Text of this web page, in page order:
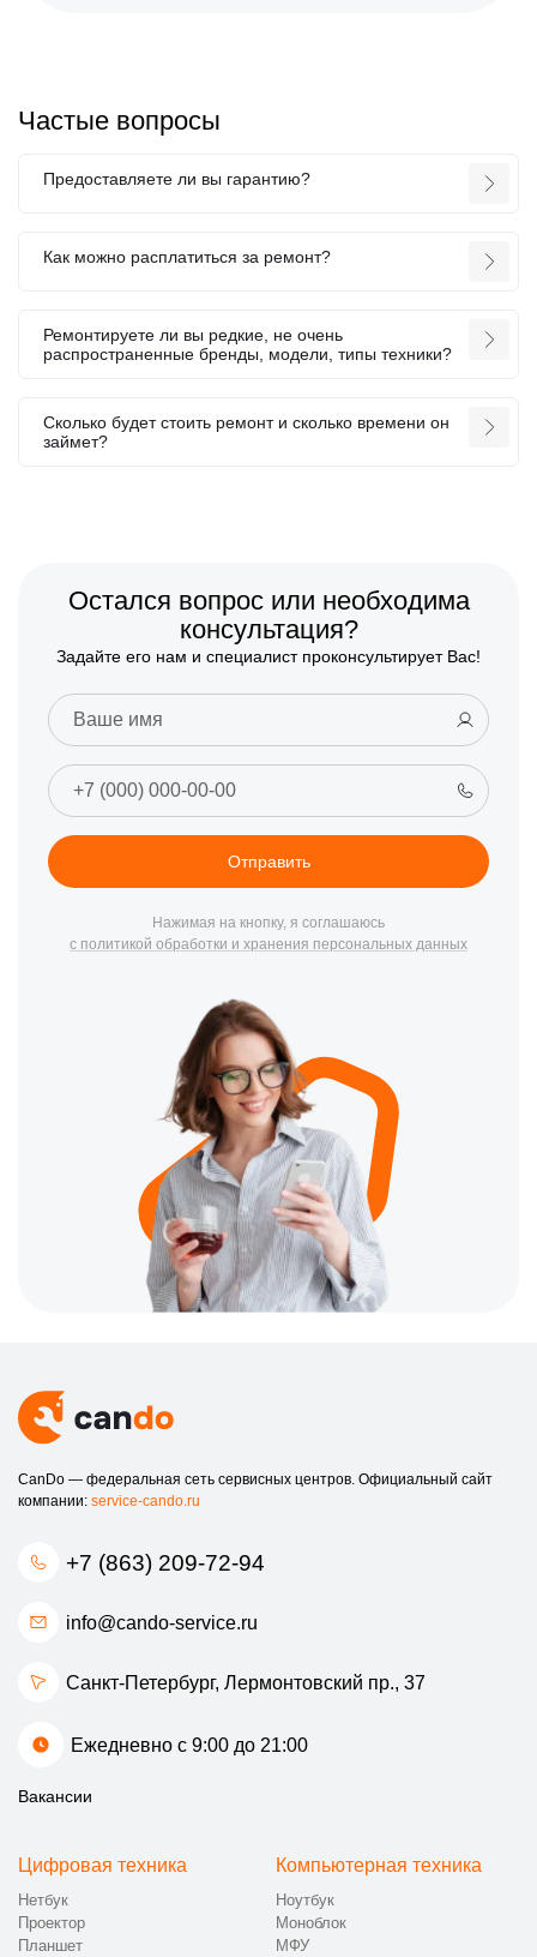
Частые вопросы
Предоставляете ли вы гарантию?
Как можно расплатиться за ремонт?
Ремонтируете ли вы редкие, не очень
распространенные бренды, модели, типы техники?
Сколько будет стоить ремонт и сколько времени он
займет?
Остался вопрос или необходима
консультация?
Задайте его нам и специалист проконсультирует Вас!
Отправить
Нажимая на кнопку, я соглашаюсь
с политикой обработки и хранения персональных данных
CanDo — федеральная сеть сервисных центров. Официальный сайт
компании: service-cando.ru
+7 (863) 209-72-94
info@cando-service.ru
Санкт-Петербург, Лермонтовский пр., 37
Ежедневно с 9:00 до 21:00
Вакансии
Цифровая техника
Нетбук
Проектор
Планшет
Компьютерная техника
Ноутбук
Моноблок
МФУ